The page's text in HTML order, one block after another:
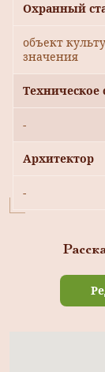
Охранный
объект
значения
Техническое
-
Архитектор
-